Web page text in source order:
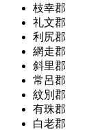
枝幸郡
礼文郡
利尻郡
網走郡
斜里郡
常呂郡
紋別郡
有珠郡
白老郡